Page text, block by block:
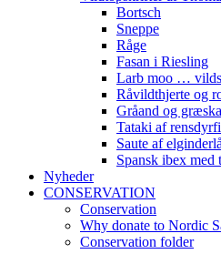
Bortsch
Sneppe
Råge
Fasan i Riesling
Larb moo …
Råvildthjerte og
Gråand og
Tataki af
Saute af
Spansk ibex med
Nyheder
CONSERVATION
Conservation
Why donate to Nordic
Conservation folder